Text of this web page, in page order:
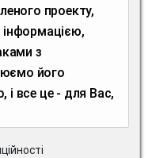
проекту,
з
його
і все це - для Вас,